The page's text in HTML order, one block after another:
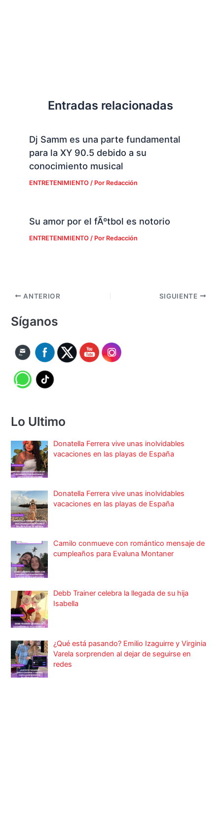
Entradas relacionadas
Dj Samm es una parte fundamental
para la XY 90.5 debido a su
conocimiento musical
ENTRETENIMIENTO/ Por Redacción
Su amor por el fÃºtbol es notorio
ENTRETENIMIENTO/ Por Redacción
ANTERIOR SIGUIENTE
Síganos
Lo Ultimo
Donatella Ferrera vive unas inolvidables
vacaciones en las playas de España
Donatella Ferrera vive unas inolvidables
vacaciones en las playas de España
Camilo conmueve con romántico mensaje de
cumpleaños para Evaluna Montaner
Debb Trainer celebra la llegada de su hija
Isabella
¿Qué está pasando? Emilio Izaguirre y Virginia
Varela sorprenden al dejar de seguirse en
redes